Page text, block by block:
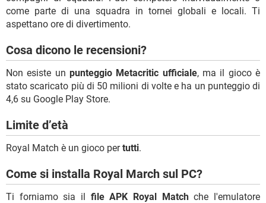
come parte di una squadra in tornei globali e locali. Ti
aspettano ore di divertimento.
Cosa dicono le recensioni?
Non esiste un punteggio Metacritic ufficiale, ma il gioco è
stato scaricato più di 50 milioni di volte e ha un punteggio di
4,6 su Google Play Store.
Limite d’età
Royal Match è un gioco pertutti.
Come si installa Royal March sul PC?
Ti forniamo sia il file APK Royal Matchche l'emulatore